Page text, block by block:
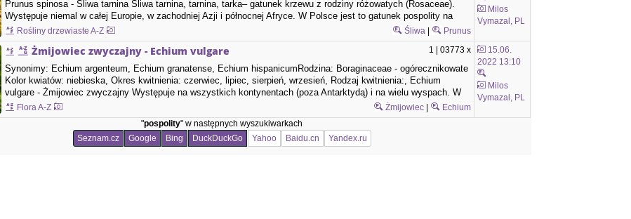
Prunus spinosa - Śliwa tarnina Śliwa tarnina, tarnina, tarka– gatunek krzewu z rodziny różowatych (Rosaceae).
Występuje niemal w całej Europie, w zachodniej Azji i północnej Afryce. W Polsce jest to gatunek pospolity na
niżu…
Śliwa | Prunus
Rośliny drzewiaste A-Z
Milos
Vymazal, PL
1 | 03773 x
Żmijowiec zwyczajny - Echium vulgare
Synonimy: Echium argenteum, Echium granatense, Echium hispanicumRodzina: Boraginaceae - ogórecznikowate
Kolor kwiatów: niebieska, Okres kwitnienia: czerwiec, lipiec, sierpień, wrzesień, Rodzaj kwitnienia:, Echium
vulgare - Żmijowiec zwyczajny Występuje na wszystkich kontynentach (poza Antarktydą) i na wielu wyspach. W
Europie i Ameryce Północnej…
Żmijowiec | Echium
Flora A-Z
15.06.
2022 13:10
Milos
Vymazal, PL
"pospolity" w następnych wyszukiwarkach
Seznam.cz
Google Bing DuckDuckGo Yahoo Baidu.cn Yandex.ru